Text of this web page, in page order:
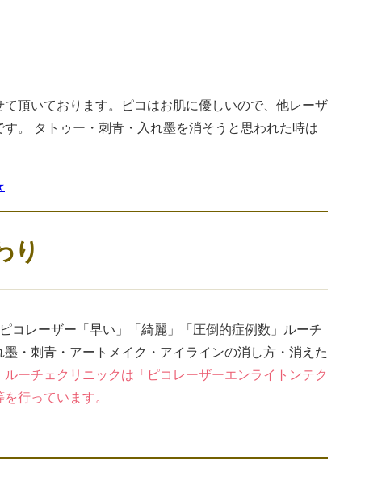
頂いております。ピコはお肌に優しいので、他レーザ
。 タトゥー・刺青・入れ墨を消そうと思われた時は
り
コレーザー「早い」「綺麗」「圧倒的症例数」ルーチ
・刺青・アートメイク・アイラインの消し方・消えた
ルーチェクリニックは「ピコレーザーエンライトンテク
行っています。